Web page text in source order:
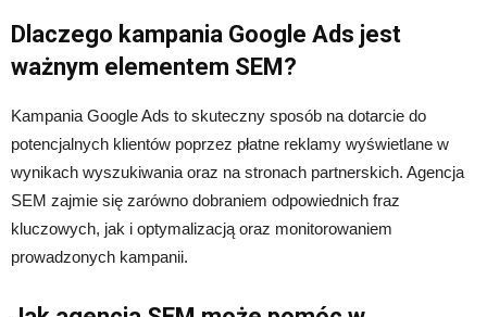
Dlaczego kampania Google Ads jest
ważnym elementem SEM?
Kampania Google Ads to skuteczny sposób na dotarcie do
potencjalnych klientów poprzez płatne reklamy wyświetlane w
wynikach wyszukiwania oraz na stronach partnerskich. Agencja
SEM zajmie się zarówno dobraniem odpowiednich fraz
kluczowych, jak i optymalizacją oraz monitorowaniem
prowadzonych kampanii.